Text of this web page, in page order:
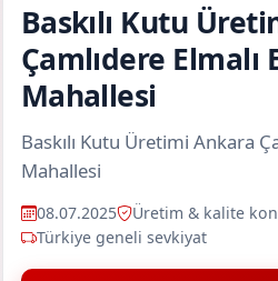
Baskılı Kutu
Çamlıdere Elmalı
Mahallesi
Baskılı Kutu Üretimi Ankara
Mahallesi
08.07.2025
Üretim & kalite
Türkiye geneli sevkiyat